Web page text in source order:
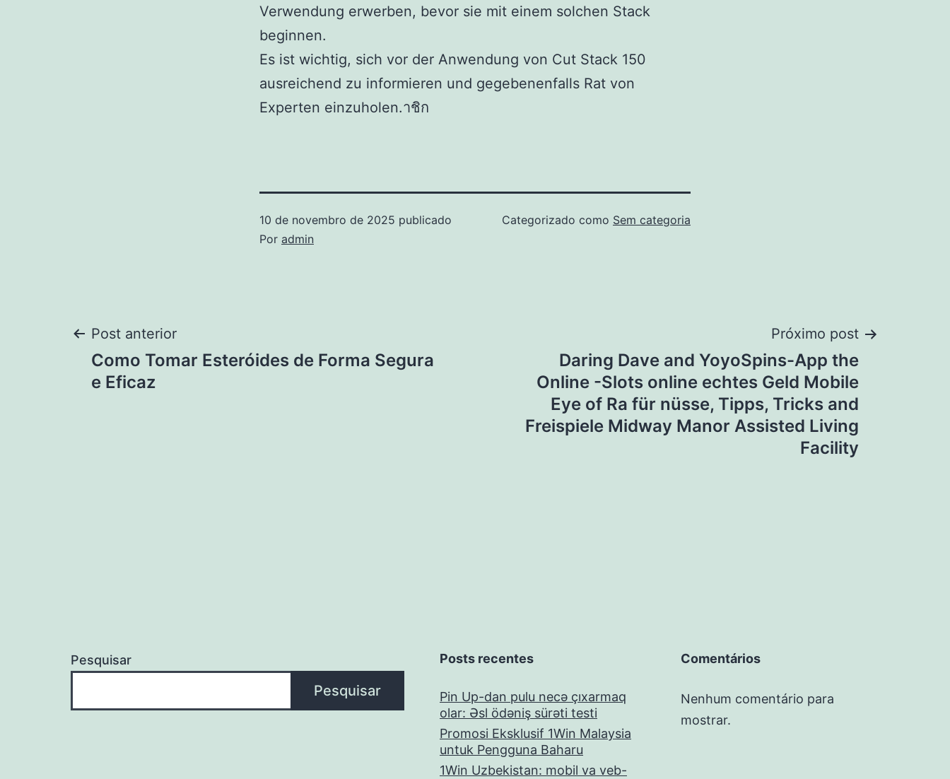
Verwendung erwerben, bevor sie mit einem solchen Stack
beginnen.
Es ist wichtig, sich vor der Anwendung von Cut Stack 150
ausreichend zu informieren und gegebenenfalls Rat von
Experten einzuholen.าชิก
10 de novembro de 2025 publicado
Por admin
Categorizado como Sem categoria
Navegação
de
Post anterior
Como Tomar Esteróides de Forma Segura
e Eficaz
Próximo post
Daring Dave and YoyoSpins-App the
Online -Slots online echtes Geld Mobile
Eye of Ra für nüsse, Tipps, Tricks and
Freispiele Midway Manor Assisted Living
Facility
Pesquisar
Pesquisar
Posts recentes
Pin Up-dan pulu necə çıxarmaq
olar: Əsl ödəniş sürəti testi
Promosi Eksklusif 1Win Malaysia
untuk Pengguna Baharu
1Win Uzbekistan: mobil va veb-
Comentários
Nenhum comentário para
mostrar.